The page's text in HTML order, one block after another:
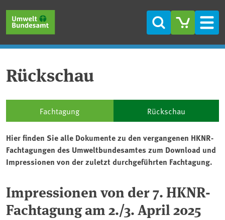
Suche
Rückschau
Fachtagung Rückschau
Hier finden Sie alle Dokumente zu den vergangenen HKNR-
Fachtagungen des Umweltbundesamtes zum Download und
Impressionen von der zuletzt durchgeführten Fachtagung.
Impressionen von der 7. HKNR-
Fachtagung am 2./3. April 2025